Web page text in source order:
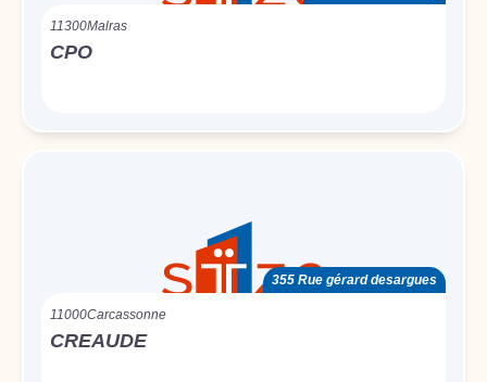
11300Malras
CPO
355 Rue gérard desargues
11000Carcassonne
CREAUDE